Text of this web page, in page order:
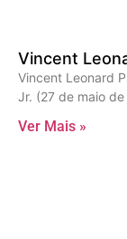
Vincent
Vincent Leonard
Jr. (27 de maio
Ver Mais »